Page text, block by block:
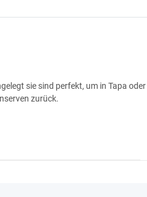
sie sind perfekt, um in Tapa
zurück.